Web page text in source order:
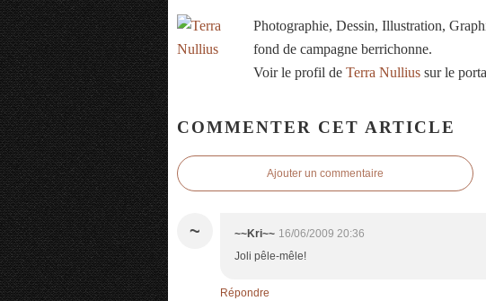
Photographie, Dessin, Illustration,
fond de campagne berrichonne.
Voir le profil de Terra Nullius sur le
COMMENTER CET ARTICLE
Ajouter un commentaire
~ ~~Kri~~ 16/06/2009 20:36
Joli pêle-mêle!
Répondre